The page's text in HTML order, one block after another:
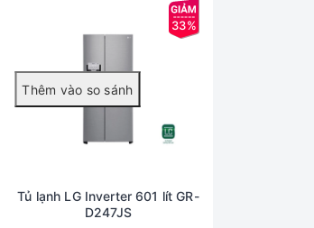
33%
Tủ lạnh LG Inverter 601 lít GR-
D247JS